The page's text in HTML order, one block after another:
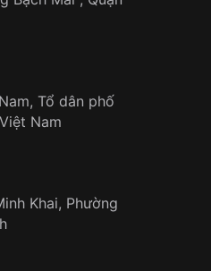
và thanh toán trực tiếp
hàng
hàng trong suốt quá
Tổ dân phố
Nam
Khai, Phường